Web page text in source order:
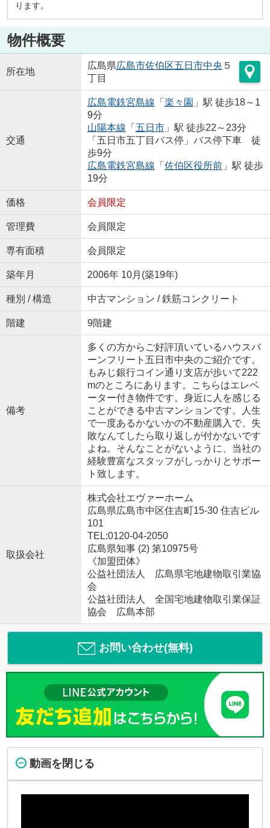
ります。
物件概要
所在地
広島県広島市佐伯区五日市中央 ５
丁目
交通
広島電鉄宮島線 「 楽々園 」駅 徒歩18～1
9分
山陽本線 「 五日市」駅 徒歩22～23分
「五日市五丁目バス停」バス停下車 徒
歩9分
広島電鉄宮島線 「 佐伯区役所前」駅 徒歩
19分
価格 会員限定
管理費 会員限定
専有面積 会員限定
築年月 2006年 10月(築19年)
種別 / 構造 中古マンション / 鉄筋コンクリート
階建 9階建
備考
多くの方からご好評頂いているハウスバ
ーンフリート五日市中央のご紹介です。
もみじ銀行コイン通り支店が歩いて222
mのところにあります。こちらはエレベ
ーター付き物件です。身近に人を感じる
ことができる中古マンションです。人生
で一度あるかないかの不動産購入で、失
敗なんてしたら取り返しが付かないです
よね。そんなことがないように、当社の
経験豊富なスタッフがしっかりとサポー
ト致します。
取扱会社
株式会社エヴァーホーム
広島県広島市中区住吉町15-30 住吉ビル
101
TEL:0120-04-2050
広島県知事 (2) 第10975号
《加盟団体》
公益社団法人 広島県宅地建物取引業協
会
公益社団法人 全国宅地建物取引業保証
協会 広島本部
お問い合わせ(無料)
動画を閉じる